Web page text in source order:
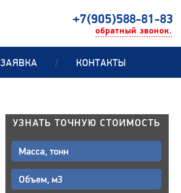
+7(905)588-81-83
обратный звонок.
ЗАЯВКА / КОНТАКТЫ
УЗНАТЬ ТОЧНУЮ СТОИМОСТЬ